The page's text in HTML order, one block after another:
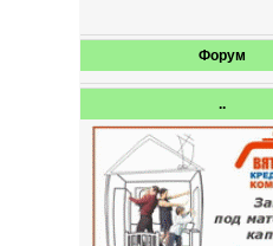
Форум
..